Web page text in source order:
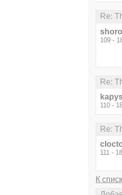
Re:
109 -
Re:
110 -
Re:
111 -
К